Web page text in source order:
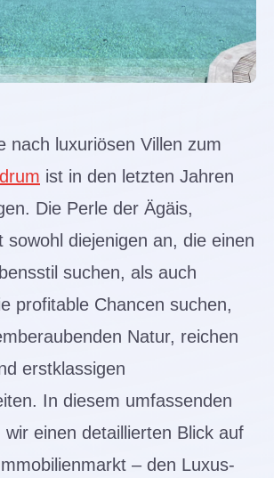
nach luxuriösen Villen zum
ist in den letzten Jahren
Die Perle der Ägäis,
sowohl diejenigen an, die einen
suchen, als auch
profitable Chancen suchen,
Natur, reichen
erstklassigen
In diesem umfassenden
einen detaillierten Blick auf
– den Luxus-